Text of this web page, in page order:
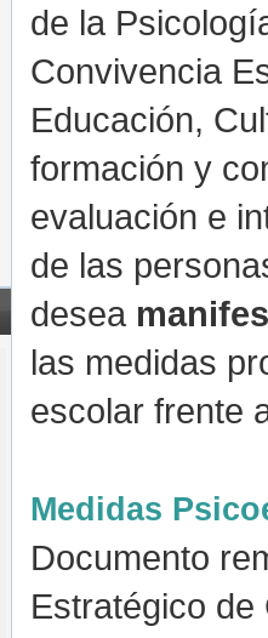
de la
Convivencia
Educación,
formación y
evaluación e
de las
desea
las medidas
escolar frente
Medidas
Documento
Estratégico de